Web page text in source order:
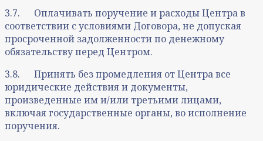
3.7. Оплачивать поручение и расходы Центра в
соответствии с условиями Договора, не допуская
просроченной задолженности по денежному
обязательству перед Центром.
3.8. Принять без промедления от Центра все
юридические действия и документы,
произведенные им и/или третьими лицами,
включая государственные органы, во исполнение
поручения.